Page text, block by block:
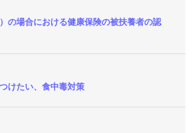
の場合における健康保険の被扶養者の認
けたい、食中毒対策